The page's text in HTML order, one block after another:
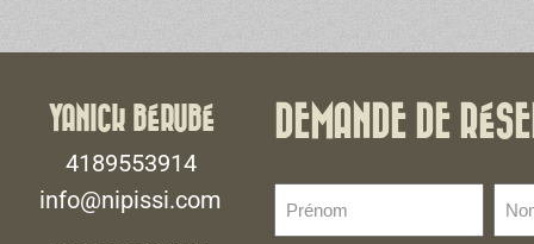
YANICK BÉRUBÉ
4189553914
info@nipissi.com
DEMANDE DE
(Nécessaire)
de